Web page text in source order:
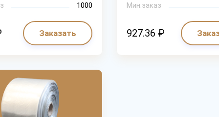
1000
Заказать
Мин.заказ
927.36 ₽